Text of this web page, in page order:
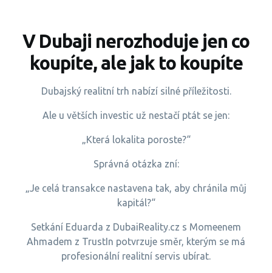
V Dubaji nerozhoduje jen co
koupíte, ale jak to koupíte
Dubajský realitní trh nabízí silné příležitosti.
Ale u větších investic už nestačí ptát se jen:
„Která lokalita poroste?“
Správná otázka zní:
„Je celá transakce nastavena tak, aby chránila můj
kapitál?“
Setkání Eduarda z DubaiReality.cz s Momeenem
Ahmadem z TrustIn potvrzuje směr, kterým se má
profesionální realitní servis ubírat.